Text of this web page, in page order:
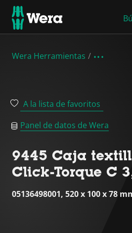
Wera Herramientas
A la lista de favoritos
Panel de datos de Wera
9445 Caja
Click-Torque C
05136498001, 520 x 100 x 78